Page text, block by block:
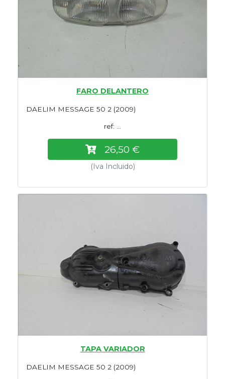
FARO DELANTERO
DAELIM MESSAGE 50 2 (2009)
ref: ...
26,50 €
(Iva Incluido)
TAPA VARIADOR
DAELIM MESSAGE 50 2 (2009)